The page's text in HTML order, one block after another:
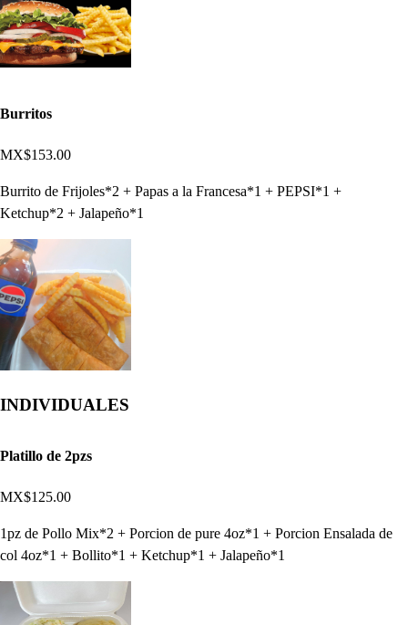
Burritos
MX$153.00
Burrito de Frijoles*2 + Papas a la Francesa*1 + PEPSI*1 +
Ketchup*2 + Jalapeño*1
INDIVIDUALES
Platillo de 2pzs
MX$125.00
1pz de Pollo Mix*2 + Porcion de pure 4oz*1 + Porcion Ensalada de
col 4oz*1 + Bollito*1 + Ketchup*1 + Jalapeño*1